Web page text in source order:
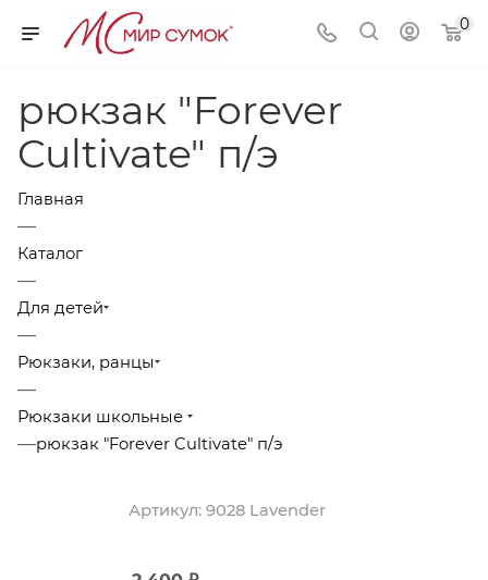
0
рюкзак "Forever
Cultivate" п/э
Главная
—
Каталог
—
Для детей
—
Рюкзаки, ранцы
—
Рюкзаки школьные
—рюкзак "Forever Cultivate" п/э
Артикул: 9028 Lavender